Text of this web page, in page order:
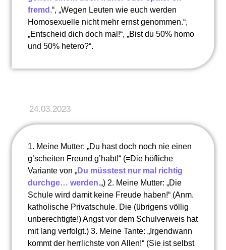
fremd.“, „Wegen Leuten wie euch werden
Homosexuelle nicht mehr ernst genommen.“,
„Entscheid dich doch mal!“, „Bist du 50% homo
und 50% hetero?“.
24.03.2023
1. Meine Mutter: „Du hast doch noch nie einen
g’scheiten Freund g’habt!“ (=Die höfliche
Variante von „Du müsstest nur mal richtig
durchge… werden.„) 2. Meine Mutter: „Die
Schule wird damit keine Freude haben!“ (Anm.
katholische Privatschule. Die (übrigens völlig
unberechtigte!) Angst vor dem Schulverweis hat
mit lang verfolgt.) 3. Meine Tante: „Irgendwann
kommt der herrlichste von Allen!“ (Sie ist selbst